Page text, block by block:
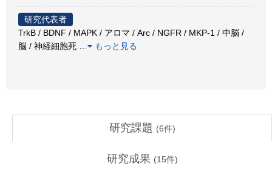
研究代表者
TrkB / BDNF / MAPK / アロマ / Arc / NGFR / MKP-1 / 中脳 /
脳 / 神経細胞死
もっと見る
研究課題 (6件)
研究成果 (15件)